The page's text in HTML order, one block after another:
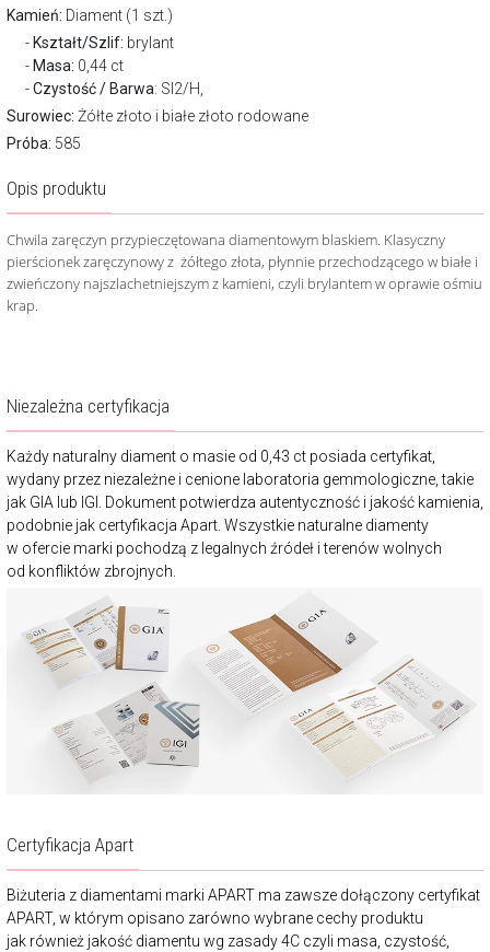
Kamień: Diament (1 szt.)
Kształt/Szlif: brylant
Masa: 0,44 ct
Czystość / Barwa: SI2/H,
Surowiec: Żółte złoto i białe złoto rodowane
Próba: 585
Opis produktu
Chwila zaręczyn przypieczętowana diamentowym blaskiem. Klasyczny
pierścionek zaręczynowy z żółtego złota, płynnie przechodzącego w białe i
zwieńczony najszlachetniejszym z kamieni, czyli brylantem w oprawie ośmiu
krap.
Niezależna certyfikacja
Każdy naturalny diament o masie od 0,43 ct posiada certyfikat,
wydany przez niezależne i cenione laboratoria gemmologiczne, takie
jak GIA lub IGI. Dokument potwierdza autentyczność i jakość kamienia,
podobnie jak certyfikacja Apart. Wszystkie naturalne diamenty
w ofercie marki pochodzą z legalnych źródeł i terenów wolnych
od konfliktów zbrojnych.
Certyfikacja Apart
Biżuteria z diamentami marki APART ma zawsze dołączony certyfikat
APART, w którym opisano zarówno wybrane cechy produktu
jak również jakość diamentu wg zasady 4C czyli masa, czystość,